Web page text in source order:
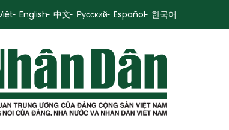
English 中文 Русский Español 한국어